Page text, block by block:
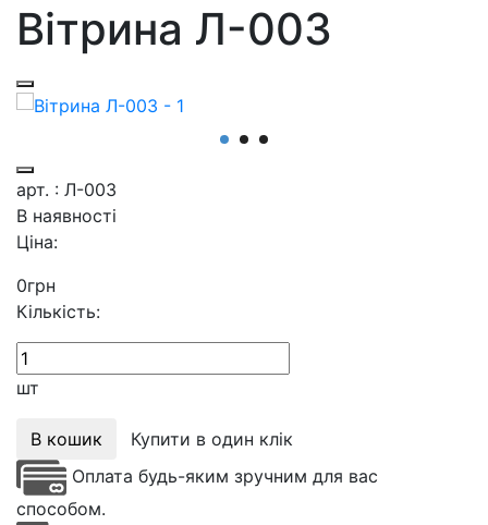
Вітрина Л-003
арт. : Л-003
В наявності
Ціна:
0грн
Кількість:
шт
В кошик
Купити в один клік
Оплата будь-яким зручним для вас
способом.